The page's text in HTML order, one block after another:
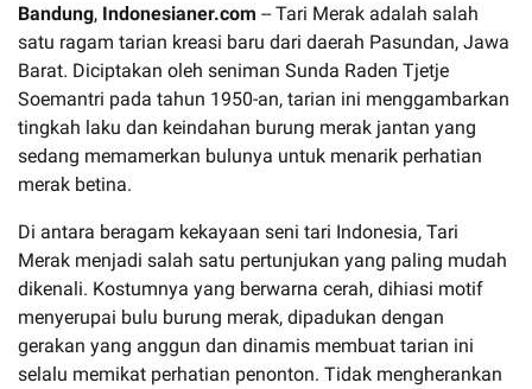
Bandung, Indonesianer.com -- Tari Merak adalah salah
satu ragam tarian kreasi baru dari daerah Pasundan, Jawa
Barat. Diciptakan oleh seniman Sunda Raden Tjetje
Soemantri pada tahun 1950-an, tarian ini menggambarkan
tingkah laku dan keindahan burung merak jantan yang
sedang memamerkan bulunya untuk menarik perhatian
merak betina.
Di antara beragam kekayaan seni tari Indonesia, Tari
Merak menjadi salah satu pertunjukan yang paling mudah
dikenali. Kostumnya yang berwarna cerah, dihiasi motif
menyerupai bulu burung merak, dipadukan dengan
gerakan yang anggun dan dinamis membuat tarian ini
selalu memikat perhatian penonton. Tidak mengherankan